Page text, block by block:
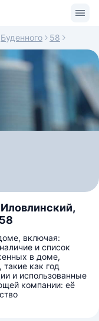
Буденного 58
включая:
и список
в доме,
как год
и использованные
компании: её